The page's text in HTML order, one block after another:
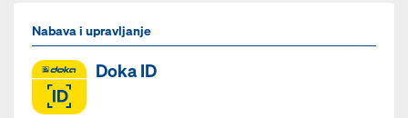
Nabava i upravljanje
Doka ID